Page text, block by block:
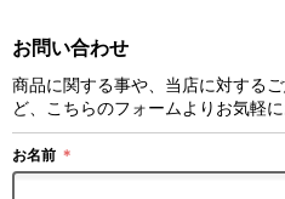
お問い合わせ
商品に関する事や、当店に対する
ど、こちらのフォームよりお気軽に
お名前 ＊